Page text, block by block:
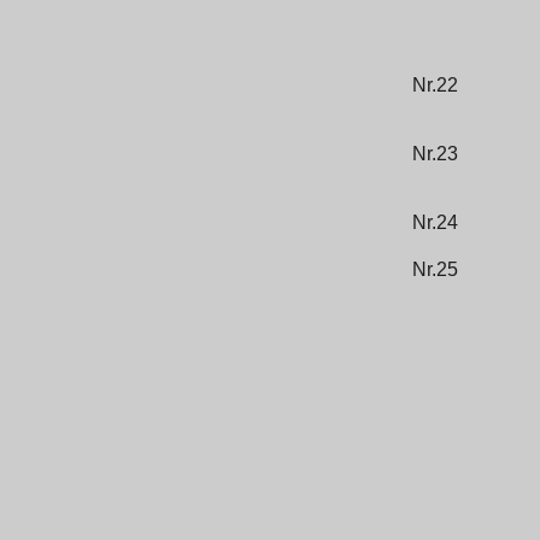
Nr.22
Nr.23
Nr.24
Nr.25